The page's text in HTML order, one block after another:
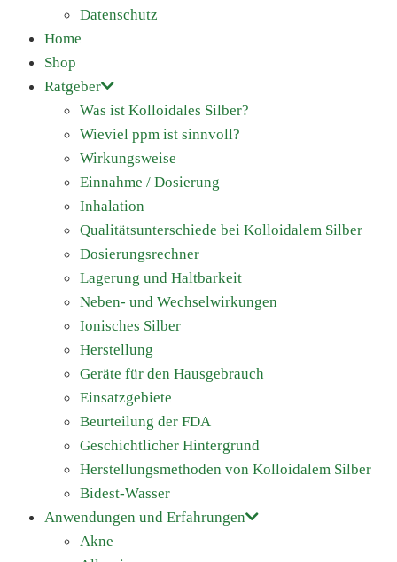
Datenschutz
Home
Shop
Ratgeber
Was ist Kolloidales Silber?
Wieviel ppm ist sinnvoll?
Wirkungsweise
Einnahme / Dosierung
Inhalation
Qualitätsunterschiede bei Kolloidalem Silber
Dosierungsrechner
Lagerung und Haltbarkeit
Neben- und Wechselwirkungen
Ionisches Silber
Herstellung
Geräte für den Hausgebrauch
Einsatzgebiete
Beurteilung der FDA
Geschichtlicher Hintergrund
Herstellungsmethoden von Kolloidalem Silber
Bidest-Wasser
Anwendungen und Erfahrungen
Akne